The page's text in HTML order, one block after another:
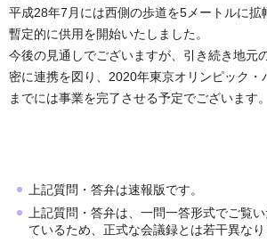
平成28年7月には西側の歩道を5メートルに拡
暫定的に供用を開始いたしました。
今後の見通しでございますが、引き続き地元
密に連携を図り、2020年東京オリンピック・
までには事業を完了させる予定でございます。
上記質問・答弁は速報版です。
上記質問・答弁は、一問一答形式でご覧
ているため、正式な会議録とは若干異なり